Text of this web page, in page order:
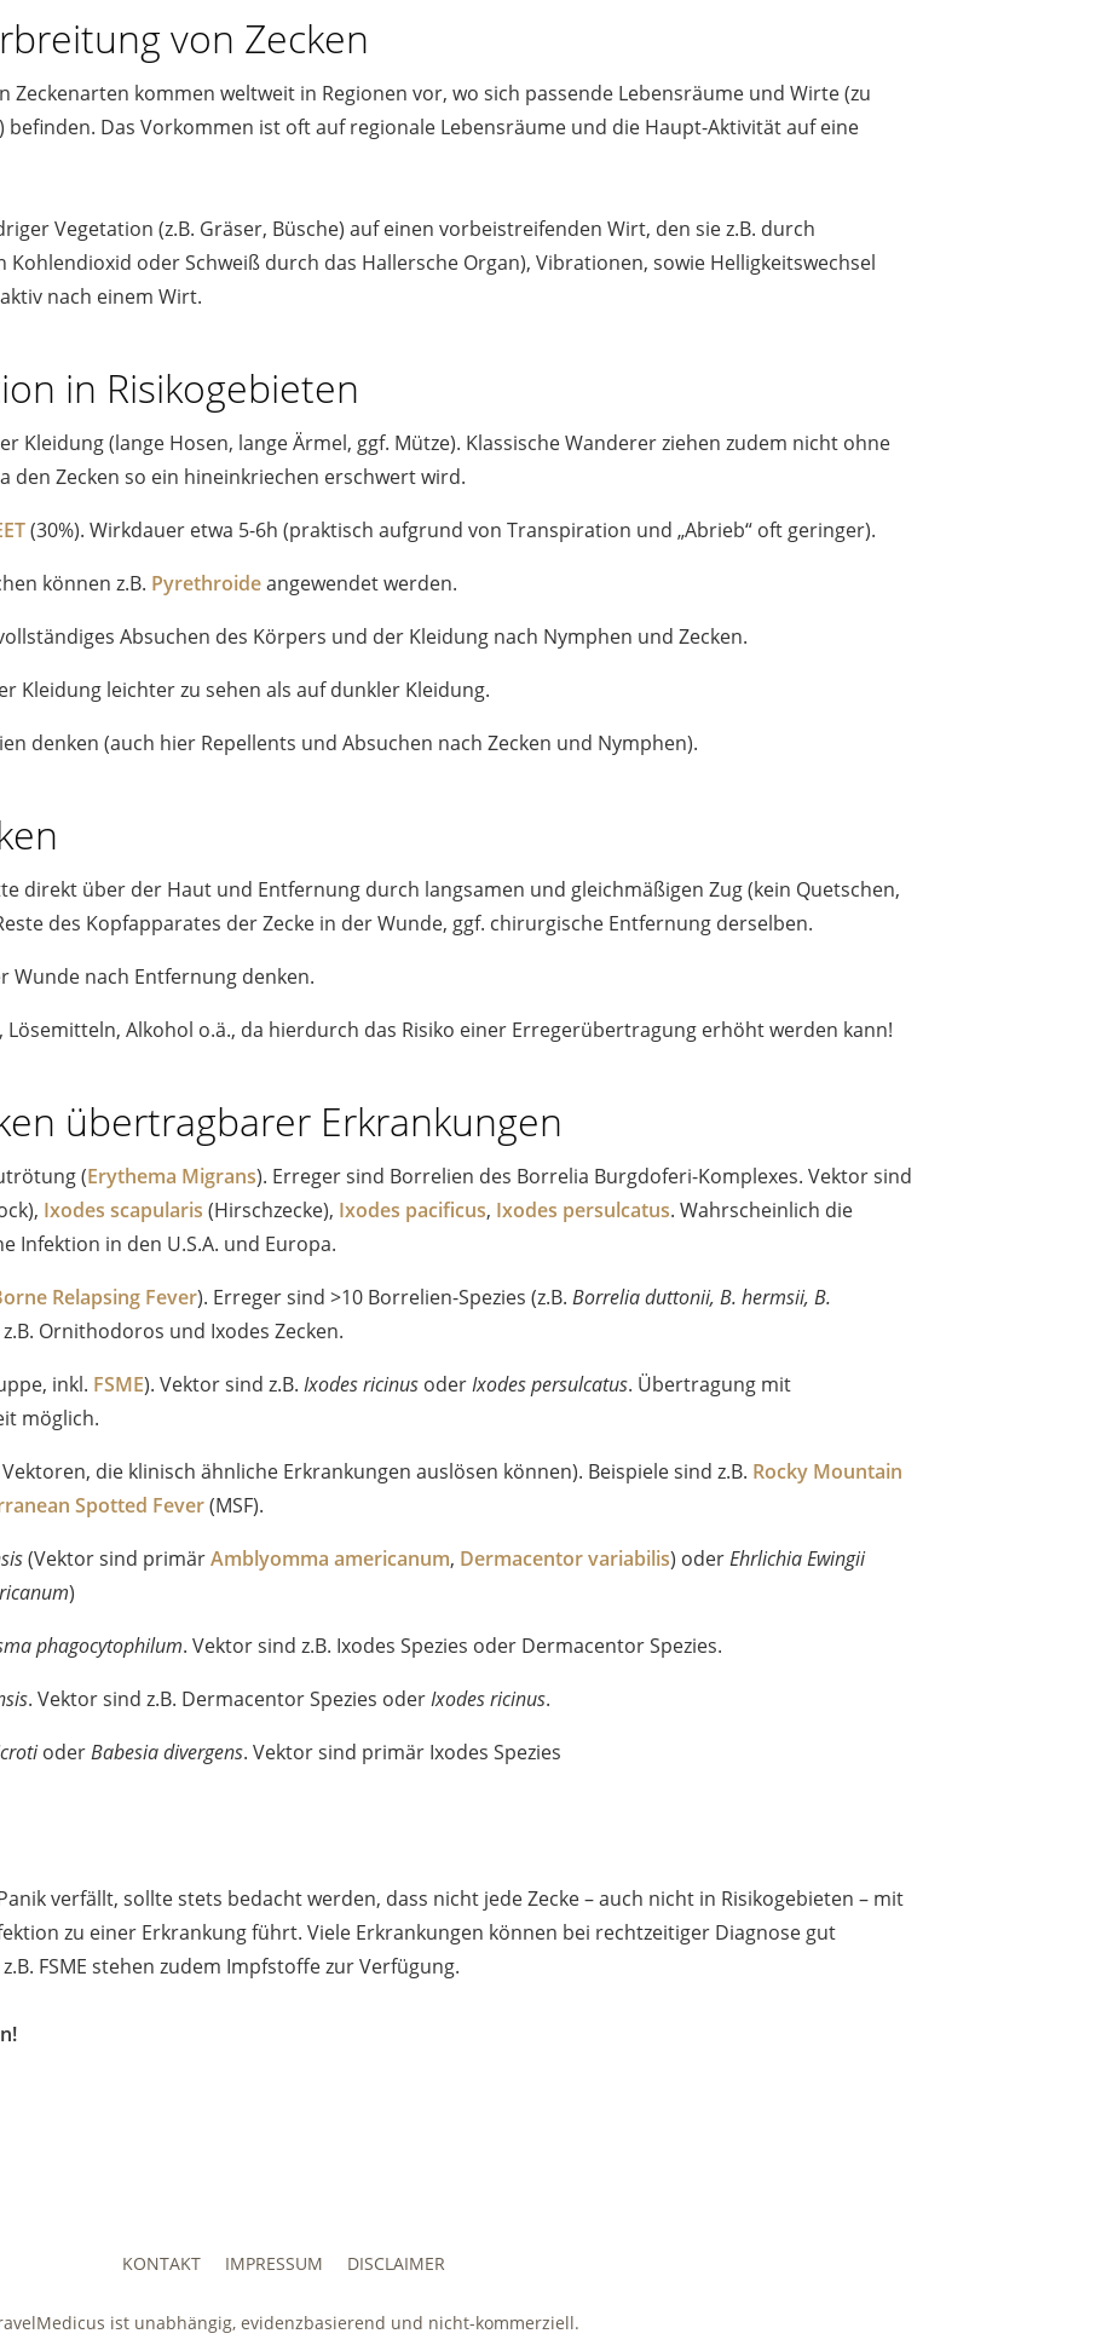
von Zecken
Zeckenarten kommen weltweit in Regionen vor, wo sich passende Lebensräume und Wirte (zu
Das Vorkommen ist oft auf regionale Lebensräume und die Haupt-Aktivität auf eine
Vegetation (z.B. Gräser, Büsche) auf einen vorbeistreifenden Wirt, den sie z.B. durch
oder Schweiß durch das Hallersche Organ), Vibrationen, sowie Helligkeitswechsel
nach einem Wirt.
in Risikogebieten
Kleidung (lange Hosen, lange Ärmel, ggf. Mütze). Klassische Wanderer ziehen zudem nicht ohne
den Zecken so ein hineinkriechen erschwert wird.
(30%). Wirkdauer etwa 5-6h (praktisch aufgrund von Transpiration und „Abrieb“ oft geringer).
können z.B. Pyrethroideangewendet werden.
Absuchen des Körpers und der Kleidung nach Nymphen und Zecken.
Kleidung leichter zu sehen als auf dunkler Kleidung.
denken (auch hier Repellents und Absuchen nach Zecken und Nymphen).
direkt über der Haut und Entfernung durch langsamen und gleichmäßigen Zug (kein Quetschen,
des Kopfapparates der Zecke in der Wunde, ggf. chirurgische Entfernung derselben.
Wunde nach Entfernung denken.
Lösemitteln, Alkohol o.ä., da hierdurch das Risiko einer Erregerübertragung erhöht werden kann!
übertragbarer Erkrankungen
(Erythema Migrans). Erreger sind Borrelien des Borrelia Burgdoferi-Komplexes. Vektor sind
Ixodes scapularis (Hirschzecke), Ixodes pacificus, Ixodes persulcatus. Wahrscheinlich die
Infektion in den U.S.A. und Europa.
Relapsing Fever). Erreger sind >10 Borrelien-Spezies (z.B. Borrelia duttonii, B. hermsii, B.
Ornithodoros und Ixodes Zecken.
inkl. FSME). Vektor sind z.B. Ixodes ricinus oderIxodes persulcatus. Übertragung mit
möglich.
die klinisch ähnliche Erkrankungen auslösen können). Beispiele sind z.B. Rocky Mountain
Spotted Fever(MSF).
(Vektor sind primärAmblyomma americanum, Dermacentor variabilis) oderEhrlichia Ewingii
)
phagocytophilum. Vektor sind z.B. Ixodes Spezies oder Dermacentor Spezies.
. Vektor sind z.B. Dermacentor Spezies oderIxodes ricinus.
oderBabesia divergens. Vektor sind primär Ixodes Spezies
verfällt, sollte stets bedacht werden, dass nicht jede Zecke – auch nicht in Risikogebieten – mit
zu einer Erkrankung führt. Viele Erkrankungen können bei rechtzeitiger Diagnose gut
FSME stehen zudem Impfstoffe zur Verfügung.
KONTAKT IMPRESSUM DISCLAIMER
ist unabhängig, evidenzbasierend und nicht-kommerziell.